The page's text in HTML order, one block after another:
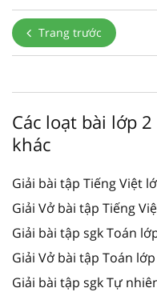
Trang trước
Các loạt bài lớp
khác
Giải bài tập Tiếng Việt
Giải Vở bài tập Tiếng
Giải bài tập sgk Toán
Giải Vở bài tập Toán lớp
Giải bài tập sgk Tự